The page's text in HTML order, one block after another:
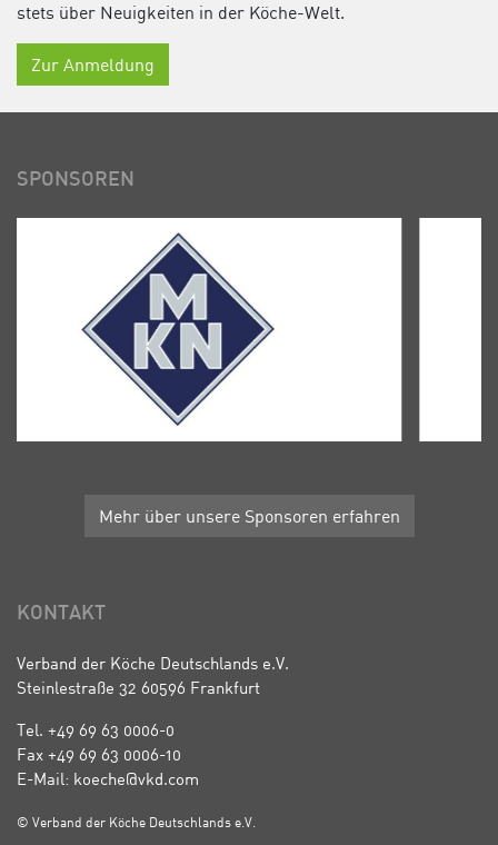
stets über Neuigkeiten in der Köche-Welt.
Zur Anmeldung
SPONSOREN
Mehr über unsere Sponsoren erfahren
KONTAKT
Verband der Köche Deutschlands e.V.
Steinlestraße 32 60596 Frankfurt
Tel. +49 69 63 0006-0
Fax +49 69 63 0006-10
E-Mail: koeche@vkd.com
© Verband der Köche Deutschlands e.V.